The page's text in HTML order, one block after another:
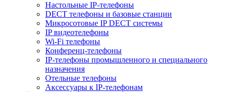
Настольные IP-телефоны
DECT телефоны и базовые станции
Микросотовые IP DECT системы
IP видеотелефоны
Wi-Fi телефоны
Конференц-телефоны
IP-телефоны промышленного и специального
назначения
Отельные телефоны
Аксессуары к IP-телефонам